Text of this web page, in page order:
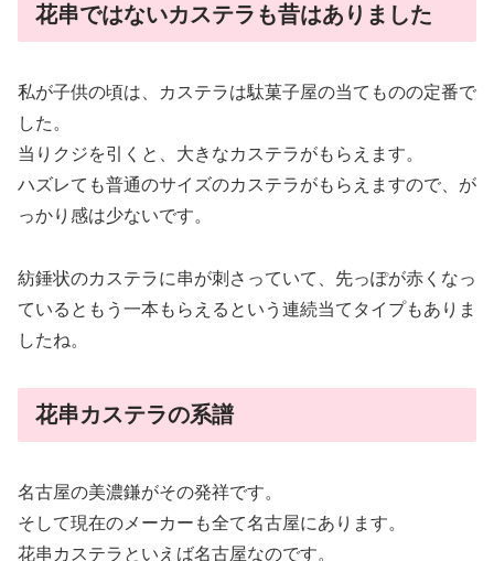
花串ではないカステラも昔はありました
私が子供の頃は、カステラは駄菓子屋の当てものの定番で
した。
当りクジを引くと、大きなカステラがもらえます。
ハズレても普通のサイズのカステラがもらえますので、が
っかり感は少ないです。
紡錘状のカステラに串が刺さっていて、先っぽが赤くなっ
ているともう一本もらえるという連続当てタイプもありま
したね。
花串カステラの系譜
名古屋の美濃鎌がその発祥です。
そして現在のメーカーも全て名古屋にあります。
花串カステラといえば名古屋なのです。